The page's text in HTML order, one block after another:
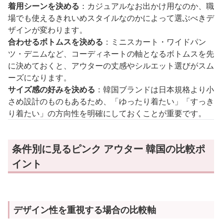
着用シーンを決める ：カジュアルなお出かけ用なのか、職
場でも使えるきれいめスタイルなのかによって選ぶべきデ
ザインが変わります。
合わせるボトムスを決める ：ミニスカート・ワイドパン
ツ・デニムなど、コーディネートの軸となるボトムスを先
に決めておくと、アウターの丈感やシルエット選びがスム
ーズになります。
サイズ感の好みを決める ：韓国ブランドは日本規格より小
さめ設計のものもあるため、「ゆったり着たい」「すっき
り着たい」の方向性を明確にしておくことが重要です。
条件別に見るピンク アウター 韓国の比較ポ
イント
デザイン性を重視する場合の比較軸